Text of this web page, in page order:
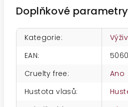
Doplňkové parametry
Kategorie:
EAN:
Cruelty free:
Ano
Hustota vlasů: